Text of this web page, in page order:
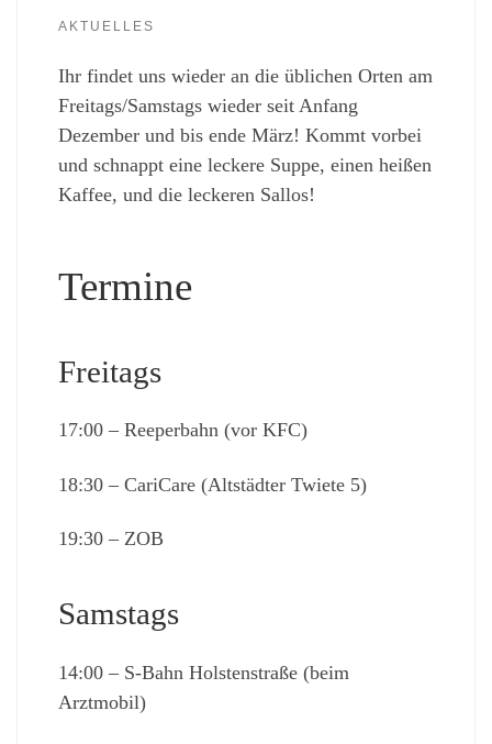
AKTUELLES
Ihr findet uns wieder an die üblichen Orten am
Freitags/Samstags wieder seit Anfang
Dezember und bis ende März! Kommt vorbei
und schnappt eine leckere Suppe, einen heißen
Kaffee, und die leckeren Sallos!
Termine
Freitags
17:00 – Reeperbahn (vor KFC)
18:30 – CariCare (Altstädter Twiete 5)
19:30 – ZOB
Samstags
14:00 – S-Bahn Holstenstraße (beim
Arztmobil)